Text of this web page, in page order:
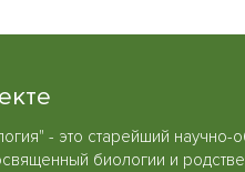
- это старейший научно-
биологии и